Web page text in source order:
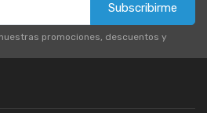
Subscribirme
promociones, descuentos y